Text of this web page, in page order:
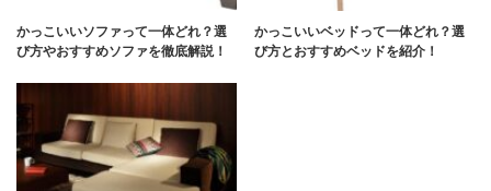
かっこいいソファって一体どれ？選
び方やおすすめソファを徹底解説！
かっこいいベッドって一体どれ？選
び方とおすすめベッドを紹介！